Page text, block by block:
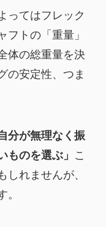
ってはフレック
フトの「重量」
体の総重量を決
の安定性、つま
自分が無理なく振
ものを選ぶ」 こ
しれませんが、
。